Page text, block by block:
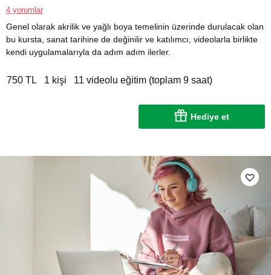
4 yorumlar
Genel olarak akrilik ve yağlı boya temelinin üzerinde durulacak olan
bu kursta, sanat tarihine de değinilir ve katılımcı, videolarla birlikte
kendi uygulamalarıyla da adım adım ilerler.
750 TL 1 kişi 11 videolu eğitim (toplam 9 saat)
Hediye et